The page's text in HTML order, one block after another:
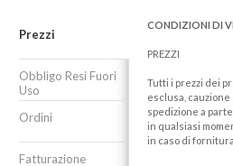
Prezzi
Obbligo Resi Fuori
Uso
Ordini
Fatturazione
CONDIZIONI DI
PREZZI
Tutti i prezzi dei
esclusa,
spedizione a
in qualsiasi
in caso di fornitura.